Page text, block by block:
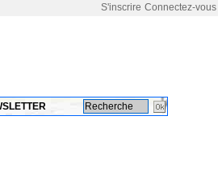
Connectez-vous
S'inscrire